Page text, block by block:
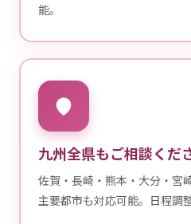
能。
九州全県もご相談くだ
佐賀・長崎・熊本・大分・宮
主要都市も対応可能。日程調